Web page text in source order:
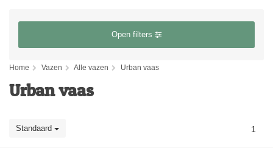
Open filters
Home Vazen Alle vazen Urban vaas
Urban vaas
Standaard 1